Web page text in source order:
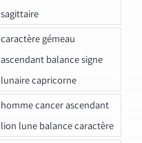
sagittaire
caractère gémeau
ascendant balance signe
lunaire capricorne
homme cancer ascendant
lion lune balance caractère